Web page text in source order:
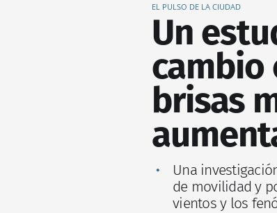
EL PULSO DE LA CIUDAD
Un
cambio
brisas
Una
de movilidad y
vientos y los